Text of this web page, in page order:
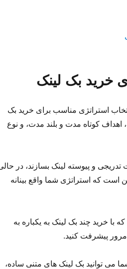
خرید بک لینک
استراتژی مناسب برای خرید بک
اهداف کوتاه مدت و بلند مدت، و نوع
و پیوسته لینک بسازند، در
است که استراتژی شما واقع بینانه
با خرید چند بک لینک به یکباره به
مرور پیشرفت کنید.
می توانید بک لینک های متنی ساده،